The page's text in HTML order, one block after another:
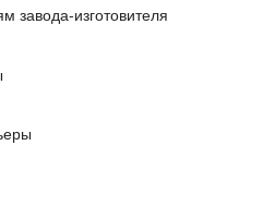
завода-изготовителя